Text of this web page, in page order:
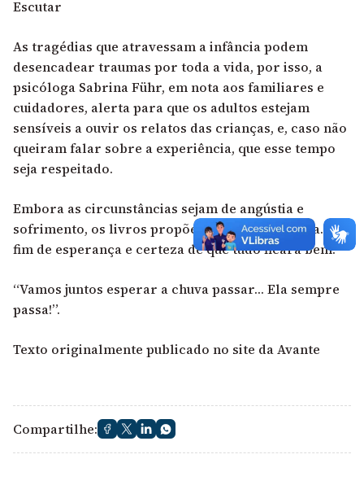
Escutar
As tragédias que atravessam a infância podem
desencadear traumas por toda a vida, por isso, a
psicóloga Sabrina Führ, em nota aos familiares e
cuidadores, alerta para que os adultos estejam
sensíveis a ouvir os relatos das crianças, e, caso não
queiram falar sobre a experiência, que esse tempo
seja respeitado.
Embora as circunstâncias sejam de angústia e
sofrimento, os livros propõem um fim à história. Um
fim de esperança e certeza de que tudo ficará bem.
“Vamos juntos esperar a chuva passar… Ela sempre
passa!”.
Texto originalmente publicado no site da Avante
Compartilhe: